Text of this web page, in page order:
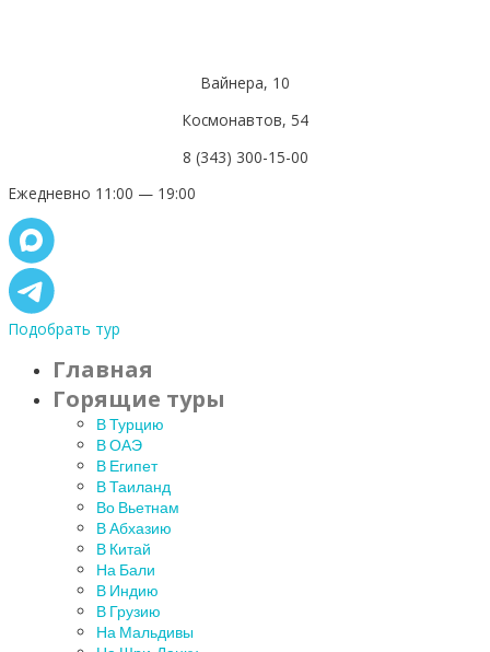
Вайнера, 10
Космонавтов, 54
8 (343) 300-15-00
Ежедневно 11:00 — 19:00
Подобрать тур
Главная
Горящие туры
В Турцию
В ОАЭ
В Египет
В Таиланд
Во Вьетнам
В Абхазию
В Китай
На Бали
В Индию
В Грузию
На Мальдивы